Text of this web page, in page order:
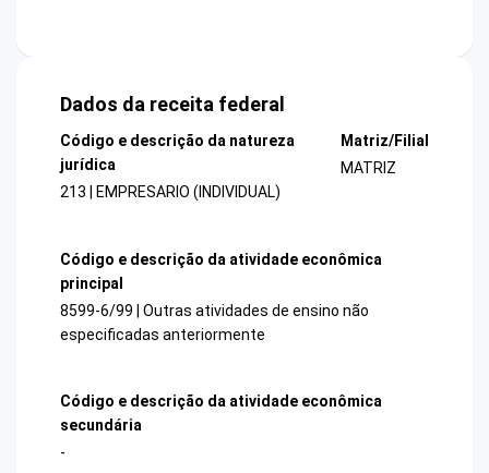
Dados da receita federal
Código e descrição da natureza
jurídica
213 | EMPRESARIO (INDIVIDUAL)
Matriz/Filial
MATRIZ
Código e descrição da atividade econômica
principal
8599-6/99 | Outras atividades de ensino não
especificadas anteriormente
Código e descrição da atividade econômica
secundária
-